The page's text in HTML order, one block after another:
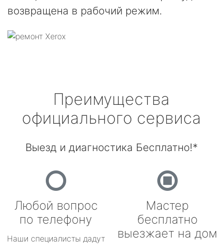
возвращена в рабочий режим.
Преимущества
официального сервиса
Выезд и диагностика Бесплатно!*
Любой вопрос
по телефону
Наши специалисты дадут
Мастер
бесплатно
выезжает на дом